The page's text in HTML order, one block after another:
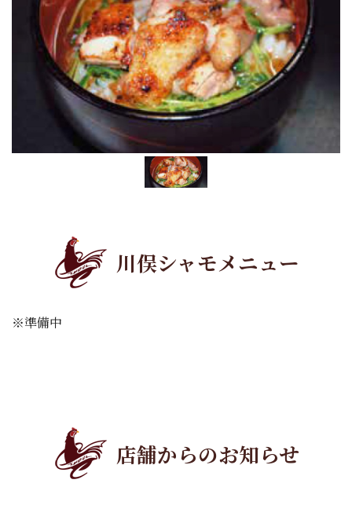
川俣シャモメニュー
※準備中
店舗からのお知らせ